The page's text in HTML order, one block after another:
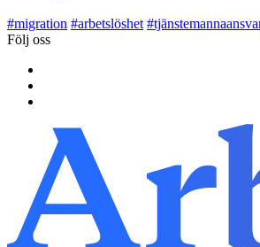
#migration #arbetslöshet #
Följ oss